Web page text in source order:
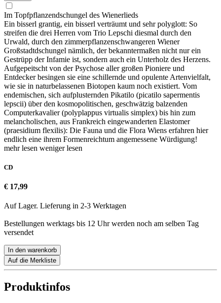
Im Topfpflanzendschungel des Wienerlieds
Ein bisserl grantig, ein bisserl verträumt und sehr polyglott: So
streifen die drei Herren vom Trio Lepschi diesmal durch den
Urwald, durch den zimmerpflanzenschwangeren Wiener
Großstadtdschungel nämlich, der bekanntermaßen nicht nur ein
Gestrüpp der Infamie ist, sondern auch ein Unterholz des Herzens.
Aufgepeitscht von der Psychose aller großen Pioniere und
Entdecker besingen sie eine schillernde und opulente Artenvielfalt,
wie sie in naturbelassenen Biotopen kaum noch existiert. Vom
endemischen, sich aufplusternden Pikatilo (picatilo sapermentis
lepscii) über den kosmopolitischen, geschwätzig balzenden
Computerkavalier (polyplappus virtualis simplex) bis hin zum
melancholischen, aus Frankreich eingewanderten Elastomer
(praesidium flexilis): Die Fauna und die Flora Wiens erfahren hier
endlich eine ihrem Formenreichtum angemessene Würdigung!
mehr lesen weniger lesen
CD
€ 17,99
Auf Lager. Lieferung in 2-3 Werktagen
Bestellungen werktags bis 12 Uhr werden noch am selben Tag
versendet
In den warenkorb
Auf die Merkliste
Produktinfos